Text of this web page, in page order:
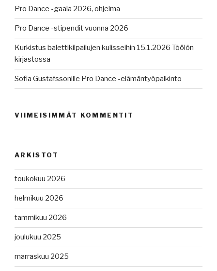
Pro Dance -gaala 2026, ohjelma
Pro Dance -stipendit vuonna 2026
Kurkistus balettikilpailujen kulisseihin 15.1.2026 Töölön
kirjastossa
Sofia Gustafssonille Pro Dance -elämäntyöpalkinto
VIIMEISIMMÄT KOMMENTIT
ARKISTOT
toukokuu 2026
helmikuu 2026
tammikuu 2026
joulukuu 2025
marraskuu 2025